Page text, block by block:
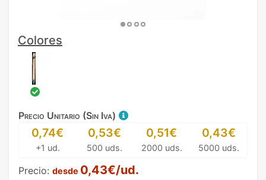
Colores
Precio Unitario (Sin Iva)
0,74€
+1 ud.
0,53€
500 uds.
0,51€
2000 uds.
0,43€
5000 uds.
Precio: desde 0,43€/ud.